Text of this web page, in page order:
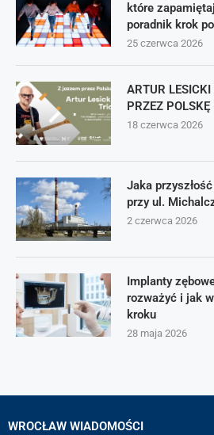
które
poradnik krok
25 czerwca 2026
ARTUR
PRZEZ POLSKĘ
18 czerwca 2026
Jaka
przy ul.
2 czerwca 2026
Implanty
rozważyć i jak
kroku
28 maja 2026
WROCŁAW WIADOMOŚCI